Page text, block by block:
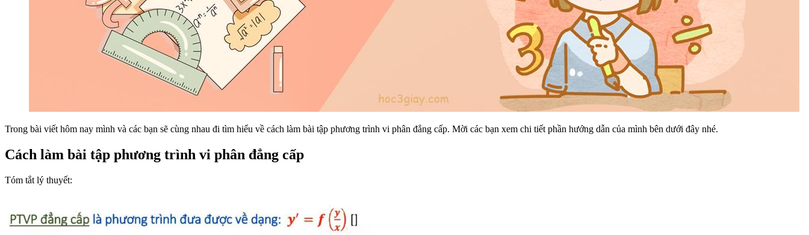
Trong bài viết hôm nay mình và các bạn sẽ cùng nhau đi tìm hiểu về cách làm bài tập phương trình vi phân đẳng cấp. Mời các bạn xem chi tiết phần hướng dẫn của mình bên dưới đây nhé.
Cách làm bài tập phương trình vi phân đẳng cấp
Tóm tắt lý thuyết: